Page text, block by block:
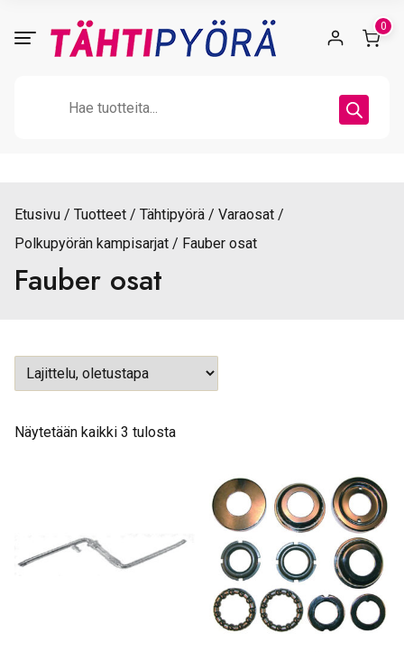
0
Etusivu Tuotteet Tähtipyörä
Varaosat
Polkupyörän kampisarjat
Fauber osat
Fauber osat
Näytetään kaikki 3 tulosta